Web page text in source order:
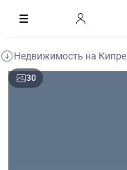
Недвижимость на Кипре
30